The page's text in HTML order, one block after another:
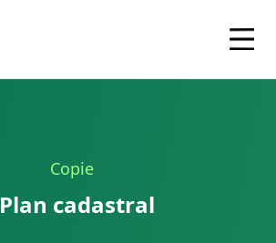
Copie
Plan cadastral